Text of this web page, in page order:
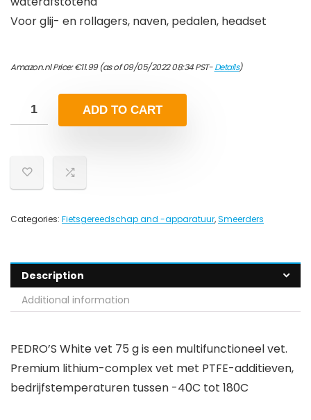
Voor glij- en rollagers, naven, pedalen, headset
Amazon.nl Price:€11.99(as of 09/05/2022 08:34 PST-Details)
ADD TO CART
Categories: Fietsgereedschap and -apparatuur,Smeerders
Description
Additional information
PEDRO’S White vet 75 g is een multifunctioneel vet.
Premium lithium-complex vet met PTFE-additieven,
bedrijfstemperaturen tussen -40C tot 180C